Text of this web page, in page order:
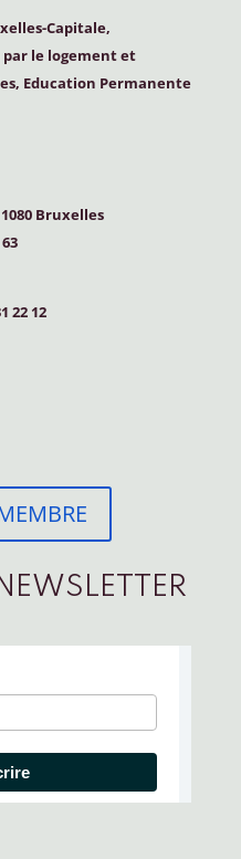
Capitale,
le logement et
Education Permanente
1080 Bruxelles
22 12